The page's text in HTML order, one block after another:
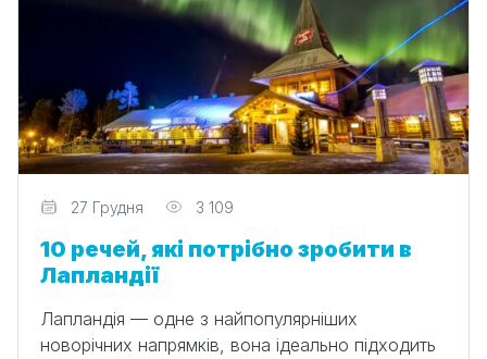
Редактор
27 Грудня 3 109
10 речей, які потрібно зробити в
Лапландії
Лапландія — одне з найпопулярніших
новорічних напрямків, вона ідеально підходить